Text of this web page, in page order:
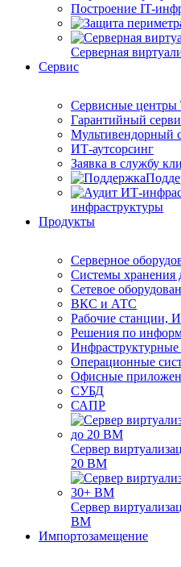
Построение IT-
Серверная
Сервис
Сервисные центры
Гарантийный
Мультивендорный
ИТ-аутсорсинг
Заявка в службу
инфраструктуры
Продукты
Серверное
Системы хранения
Сетевое
ВКС и АТС
Рабочие станции,
Решения по
Операционные
Офисные
СУБД
САПР
Сервер
20 ВМ
Сервер
ВМ
Импортозамещение